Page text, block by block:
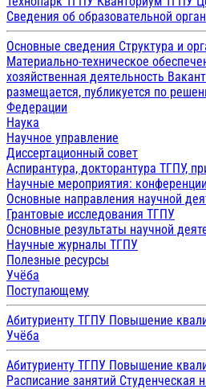
Сведения об образовательной
Основные сведения Структура и
Материально-техническое
хозяйственная деятельность
размещается, публикуется по
Федерации
Наука
Научное управление
Диссертационный совет
Аспирантура, докторантура ТГПУ,
Научные мероприятия:
Основные направления научной
Грантовые исследования ТГПУ
Основные результаты научной
Научные журналы ТГПУ
Полезные ресурсы
Учёба
Поступающему
Абитуриенту ТГПУ Повышение
Учёба
Абитуриенту ТГПУ Повышение
Расписание занятий Студенческая